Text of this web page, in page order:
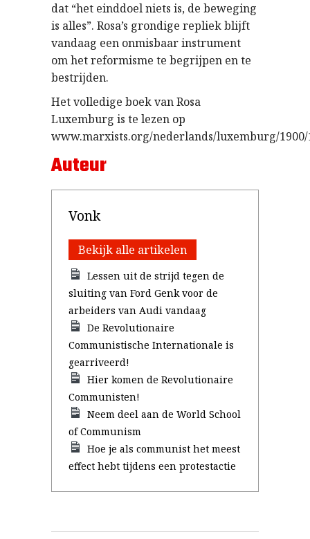
dat “het einddoel niets is, de beweging
is alles”. Rosa’s grondige repliek blijft
vandaag een onmisbaar instrument
om het reformisme te begrijpen en te
bestrijden.
Het volledige boek van Rosa
Luxemburg is te lezen op
www.marxists.org/nederlands/luxemburg/
Auteur
Vonk
Bekijk alle artikelen
Lessen uit de strijd tegen de
sluiting van Ford Genk voor de
arbeiders van Audi vandaag
De Revolutionaire
Communistische Internationale is
gearriveerd!
Hier komen de Revolutionaire
Communisten!
Neem deel aan de World School
of Communism
Hoe je als communist het meest
effect hebt tijdens een protestactie